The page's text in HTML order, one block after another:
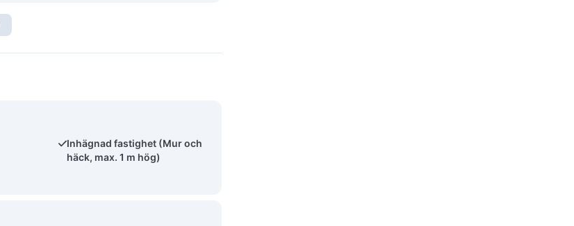
Inhägnad fastighet (Mur och
häck, max. 1 m hög)